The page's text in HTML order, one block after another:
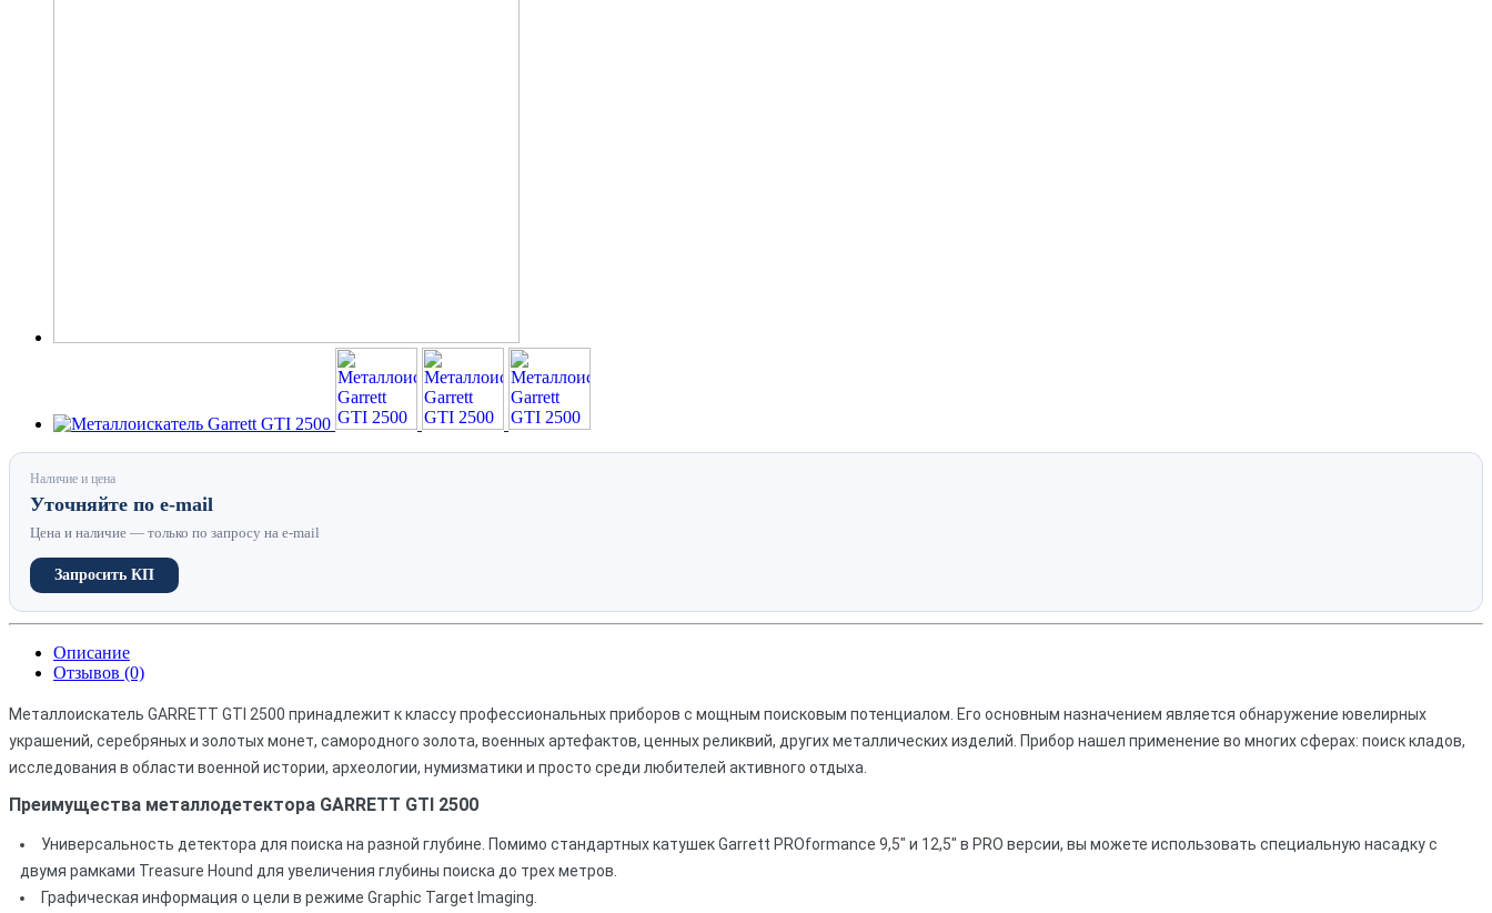
Наличие и цена
Уточняйте по e-mail
Цена и наличие — только по запросу на e-mail
Запросить КП
Описание
Отзывов (0)
Металлоискатель GARRETT GTI 2500 принадлежит к классу профессиональных приборов с мощным поисковым потенциалом. Его основным назначением является обнаружение ювелирных
украшений, серебряных и золотых монет, самородного золота, военных артефактов, ценных реликвий, других металлических изделий. Прибор нашел применение во многих сферах: поиск кладов,
исследования в области военной истории, археологии, нумизматики и просто среди любителей активного отдыха.
Преимущества металлодетектора GARRETT GTI 2500
Универсальность детектора для поиска на разной глубине. Помимо стандартных катушек Garrett PROformance 9,5" и 12,5" в PRO версии, вы можете использовать специальную насадку с
двумя рамками Treasure Hound для увеличения глубины поиска до трех метров.
Графическая информация о цели в режиме Graphic Target Imaging.